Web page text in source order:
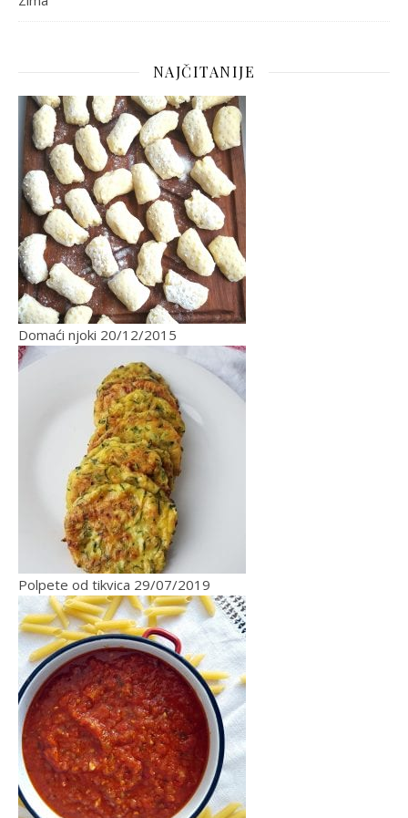
NAJČITANIJE
Domaći njoki 20/12/2015
Polpete od tikvica 29/07/2019